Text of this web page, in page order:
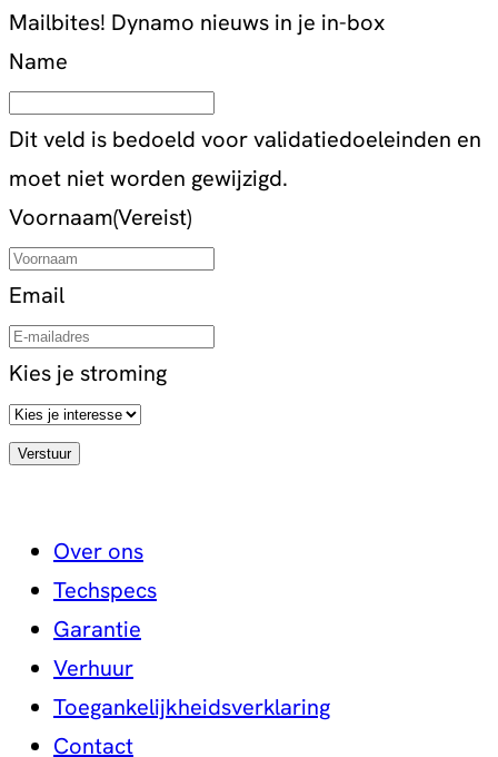
Mailbites! Dynamo nieuws in je in-box
Name
Dit veld is bedoeld voor validatiedoeleinden en
moet niet worden gewijzigd.
Voornaam(Vereist)
Email
Kies je stroming
Over ons
Techspecs
Garantie
Verhuur
Toegankelijkheidsverklaring
Contact